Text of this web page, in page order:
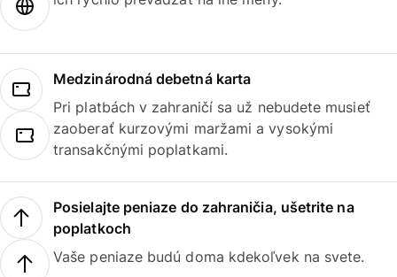
Medzinárodná debetná karta
Pri platbách v zahraničí sa už nebudete musieť
zaoberať kurzovými maržami a vysokými
transakčnými poplatkami.
Posielajte peniaze do zahraničia, ušetrite na
poplatkoch
Vaše peniaze budú doma kdekoľvek na svete.